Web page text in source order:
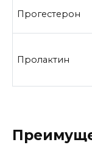
Прогестерон
Пролактин